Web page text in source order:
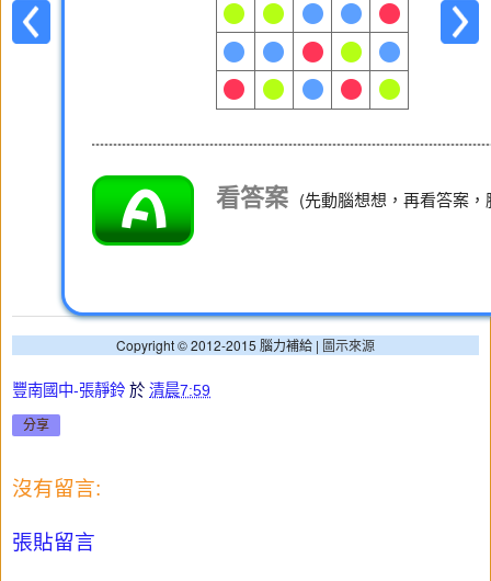
看答案 (先動腦想想，再看答案
Copyright © 2012-2015 腦力補給 | 圖示來源
豐南國中-張靜鈴 於 清晨7:59
分享
沒有留言:
張貼留言